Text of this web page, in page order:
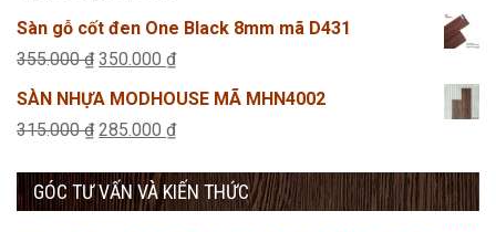
285.000 ₫.
gốc
là:
hiện
tại
285.000 ₫.
Sàn gỗ cốt đen One Black 8mm mã D431
355.000₫ Giá
gốc
là:
350.000 ₫Giá
hiện
tại
350.000 ₫.
SÀN NHỰA MODHOUSE MÃ MHN4002
315.000₫ Giá
là:
285.000 ₫Giá
tại
GÓC TƯ VẤN VÀ KIẾN THỨC